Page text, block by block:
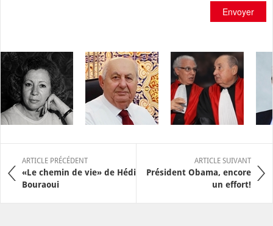
Envoyer
ARTICLE PRÉCÉDENT
«Le chemin de vie» de Hédi
Bouraoui
ARTICLE SUIVANT
Président Obama, encore
un effort!